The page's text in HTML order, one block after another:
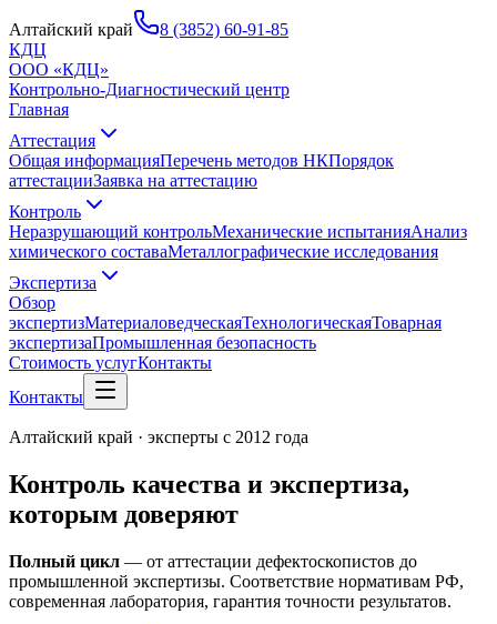
Алтайский край
8 (3852) 60-91-85
КДЦ
ООО «КДЦ»
Контрольно-Диагностический центр
Главная
Аттестация
Общая информацияПеречень методов НКПорядок
аттестацииЗаявка на аттестацию
Контроль
Неразрушающий контрольМеханические испытанияАнализ
химического составаМеталлографические исследования
Экспертиза
Обзор
экспертизМатериаловедческаяТехнологическаяТоварная
экспертизаПромышленная безопасность
Стоимость услугКонтакты
Контакты
Алтайский край · эксперты с 2012 года
Контроль качества и экспертиза,
которым доверяют
Полный цикл — от аттестации дефектоскопистов до
промышленной экспертизы. Соответствие нормативам РФ,
современная лаборатория, гарантия точности результатов.